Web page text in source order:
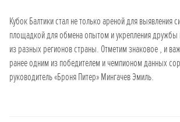
Кубок Балтики стал не только ареной для выявления
площадкой для обмена опытом и укрепления
из разных регионов страны. Отметим знаковое , и
ранее одним из победителем и чемпионом данных
руководитель «Броня Питер» Мингачев Эмиль.